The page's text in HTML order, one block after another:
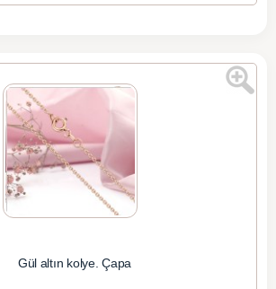
Gül altın kolye. Çapa